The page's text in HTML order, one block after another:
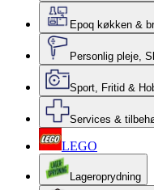
Epoq køkken &
Personlig pleje,
Sport, Fritid &
Services &
LEGO
Lageroprydning